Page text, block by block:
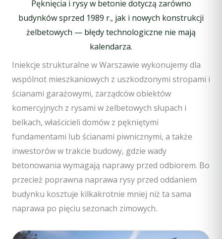
Pęknięcia i rysy w betonie dotyczą zarówno
budynków sprzed 1989 r., jak i nowych konstrukcji
żelbetowych — błędy technologiczne nie mają
kalendarza.
Iniekcje strukturalne w Warszawie wykonujemy dla
wspólnot mieszkaniowych z uszkodzonymi stropami i
ścianami garażowymi, zarządców obiektów
komercyjnych z rysami w żelbetowych słupach i
belkach, właścicieli domów z pękniętymi
fundamentami lub ścianami piwnicznymi, a także
inwestorów w trakcie budowy, gdzie wady
betonowania wymagają naprawy przed odbiorem. Bo
przecież poprawna naprawa rysy przed oddaniem
budynku kosztuje kilkakrotnie mniej niż ta sama
naprawa po pięciu sezonach zimowych.